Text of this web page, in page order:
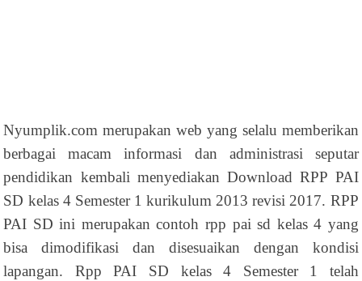
Nyumplik.com merupakan web yang selalu memberikan
berbagai macam informasi dan administrasi seputar
pendidikan kembali menyediakan Download RPP PAI
SD kelas 4 Semester 1 kurikulum 2013 revisi 2017. RPP
PAI SD ini merupakan contoh rpp pai sd kelas 4 yang
bisa dimodifikasi dan disesuaikan dengan kondisi
lapangan. Rpp PAI SD kelas 4 Semester 1 telah